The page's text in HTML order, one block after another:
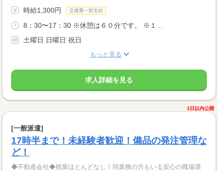
時給1,300円 交通費一部支給
8：30〜17：30 ※休憩は６０分です。 ※１...
土曜日 日曜日 祝日
もっと見る
求人詳細を見る
3日以内公開
[一般派遣]
17時半まで！未経験者歓迎！備品の発注管理な
ど！
◆不動産会社◆残業ほとんどなし！同業務の方もいる安心の職場環